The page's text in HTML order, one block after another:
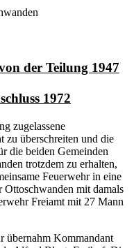
der Teilung 1947
1972
zugelassene
zu überschreiten und die
die beiden Gemeinden
trotzdem zu erhalten,
Feuerwehr in eine
Ottoschwanden mit damals
Freiamt mit 27 Mann
übernahm Kommandant